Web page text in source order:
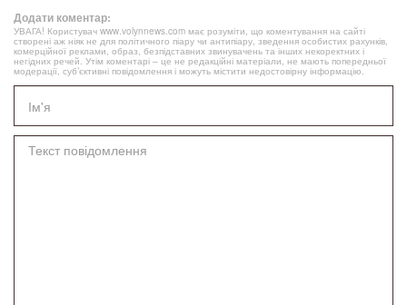
Додати коментар:
УВАГА! Користувач www.volynnews.com має розуміти, що коментування на сайті
створені аж ніяк не для політичного піару чи антипіару, зведення особистих рахунків,
комерційної реклами, образ, безпідставних звинувачень та інших некоректних і
негідних речей. Утім коментарі – це не редакційні матеріали, не мають попередньої
модерації, суб’єктивні повідомлення і можуть містити недостовірну інформацію.